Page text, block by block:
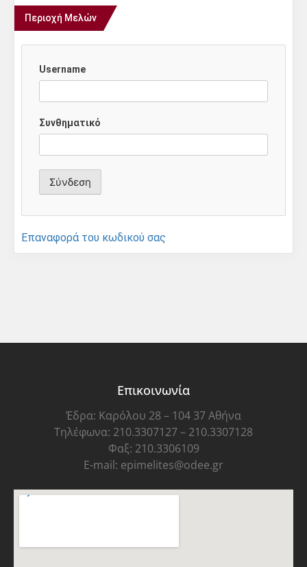
Περιοχή Μελών
Username
Συνθηματικό
Επαναφορά του κωδικού σας
Επικοινωνία
Έδρα: Καρόλου 28 – 104 37 Αθήνα
Τηλέφωνα: 210.3307127 – 210.3307128
Φαξ: 210.3306109
E-mail: epimelites@odee.gr